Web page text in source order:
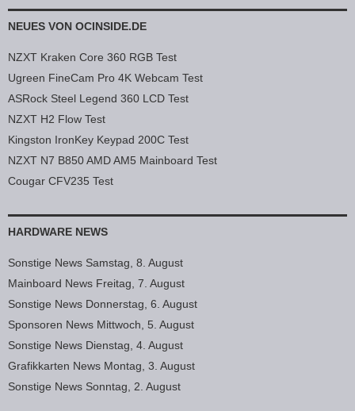
NEUES VON OCINSIDE.DE
NZXT Kraken Core 360 RGB Test
Ugreen FineCam Pro 4K Webcam Test
ASRock Steel Legend 360 LCD Test
NZXT H2 Flow Test
Kingston IronKey Keypad 200C Test
NZXT N7 B850 AMD AM5 Mainboard Test
Cougar CFV235 Test
HARDWARE NEWS
Sonstige News Samstag, 8. August
Mainboard News Freitag, 7. August
Sonstige News Donnerstag, 6. August
Sponsoren News Mittwoch, 5. August
Sonstige News Dienstag, 4. August
Grafikkarten News Montag, 3. August
Sonstige News Sonntag, 2. August